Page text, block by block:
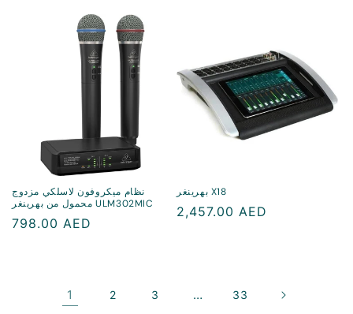
نظام ميكروفون لاسلكي مزدوج
محمول من بهرينغر ULM302MIC
سعر
798.00 AED
بهرينغر X18
سعر
2,457.00 AED
1 2 3 … 33